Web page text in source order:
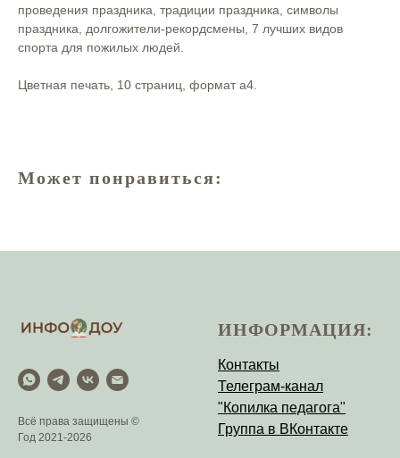
проведения праздника, традиции праздника, символы
праздника, долгожители-рекордсмены, 7 лучших видов
спорта для пожилых людей.
Цветная печать, 10 страниц, формат а4.
Может понравиться:
Всё права защищены ©
Год 2021-2026
ИНФОРМАЦИЯ:
Контакты
Телеграм-канал
"Копилка педагога"
Группа в ВКонтакте